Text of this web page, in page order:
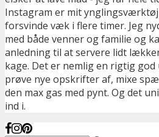
Instagram er mit
forsvinde væk i flere timer. Jeg
med både venner og familie og
anledning til at servere lidt
kage. Det er nemlig en rigtig
prøve nye opskrifter af, mixe
den max gas med pynt. Og det
ind i.